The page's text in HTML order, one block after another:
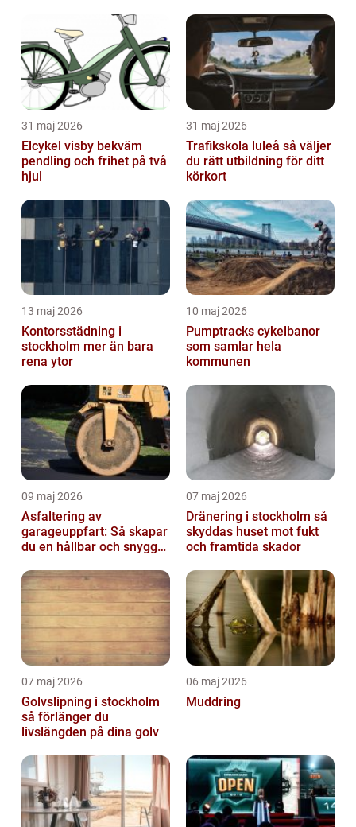
31 maj 2026
Elcykel visby bekväm
pendling och frihet på två
hjul
31 maj 2026
Trafikskola luleå så väljer
du rätt utbildning för ditt
körkort
13 maj 2026
Kontorsstädning i
stockholm mer än bara
rena ytor
10 maj 2026
Pumptracks cykelbanor
som samlar hela
kommunen
09 maj 2026
Asfaltering av
garageuppfart: Så skapar
du en hållbar och snygg
07 maj 2026
Dränering i stockholm så
skyddas huset mot fukt
och framtida skador
07 maj 2026
Golvslipning i stockholm
så förlänger du
livslängden på dina golv
06 maj 2026
Muddring